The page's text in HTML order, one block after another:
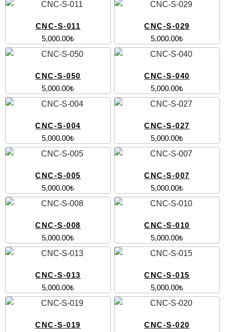
CNC-S-011
5,000.00₺
CNC-S-029
5,000.00₺
CNC-S-050
5,000.00₺
CNC-S-040
5,000.00₺
CNC-S-004
5,000.00₺
CNC-S-027
5,000.00₺
CNC-S-005
5,000.00₺
CNC-S-007
5,000.00₺
CNC-S-008
5,000.00₺
CNC-S-010
5,000.00₺
CNC-S-013
5,000.00₺
CNC-S-015
5,000.00₺
CNC-S-019 CNC-S-020